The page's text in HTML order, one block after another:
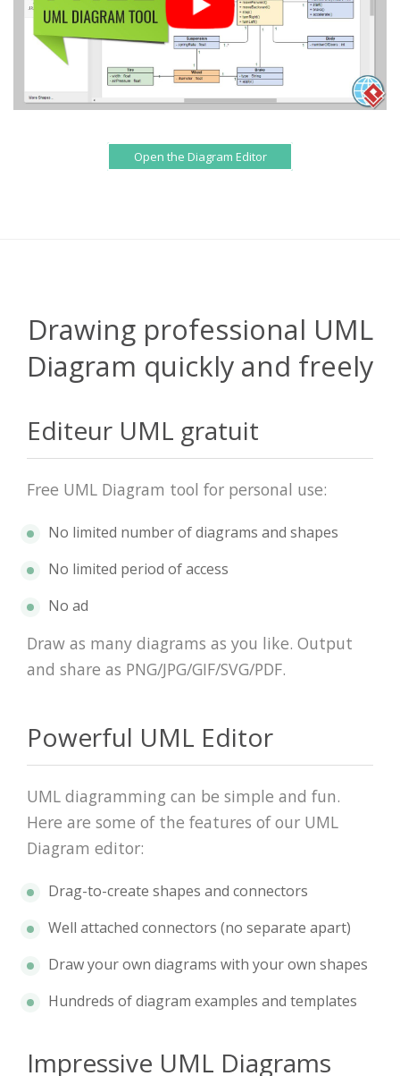
Open the Diagram Editor
Drawing professional UML
Diagram quickly and freely
Editeur UML gratuit
Free UML Diagram tool for personal use:
No limited number of diagrams and shapes
No limited period of access
No ad
Draw as many diagrams as you like. Output
and share as PNG/JPG/GIF/SVG/PDF.
Powerful UML Editor
UML diagramming can be simple and fun.
Here are some of the features of our UML
Diagram editor:
Drag-to-create shapes and connectors
Well attached connectors (no separate apart)
Draw your own diagrams with your own shapes
Hundreds of diagram examples and templates
Impressive UML Diagrams